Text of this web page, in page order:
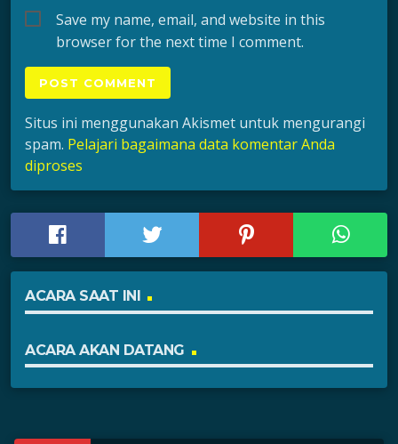
Save my name, email, and website in this
browser for the next time I comment.
Situs ini menggunakan Akismet untuk mengurangi
spam. Pelajari bagaimana data komentar Anda
diproses
ACARA SAAT INI
ACARA AKAN DATANG